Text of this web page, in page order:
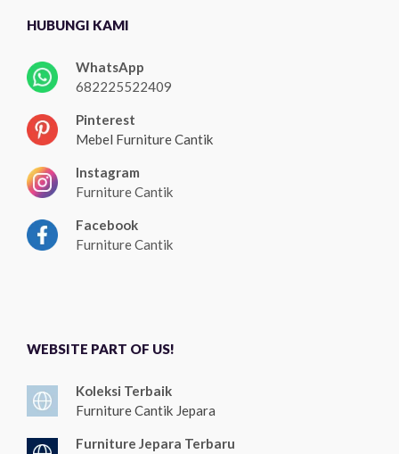
HUBUNGI KAMI
WhatsApp
682225522409
Pinterest
Mebel Furniture Cantik
Instagram
Furniture Cantik
Facebook
Furniture Cantik
WEBSITE PART OF US!
Koleksi Terbaik
Furniture Cantik Jepara
Furniture Jepara Terbaru